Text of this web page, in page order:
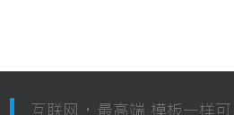
互联网 · 最高端 模板一样